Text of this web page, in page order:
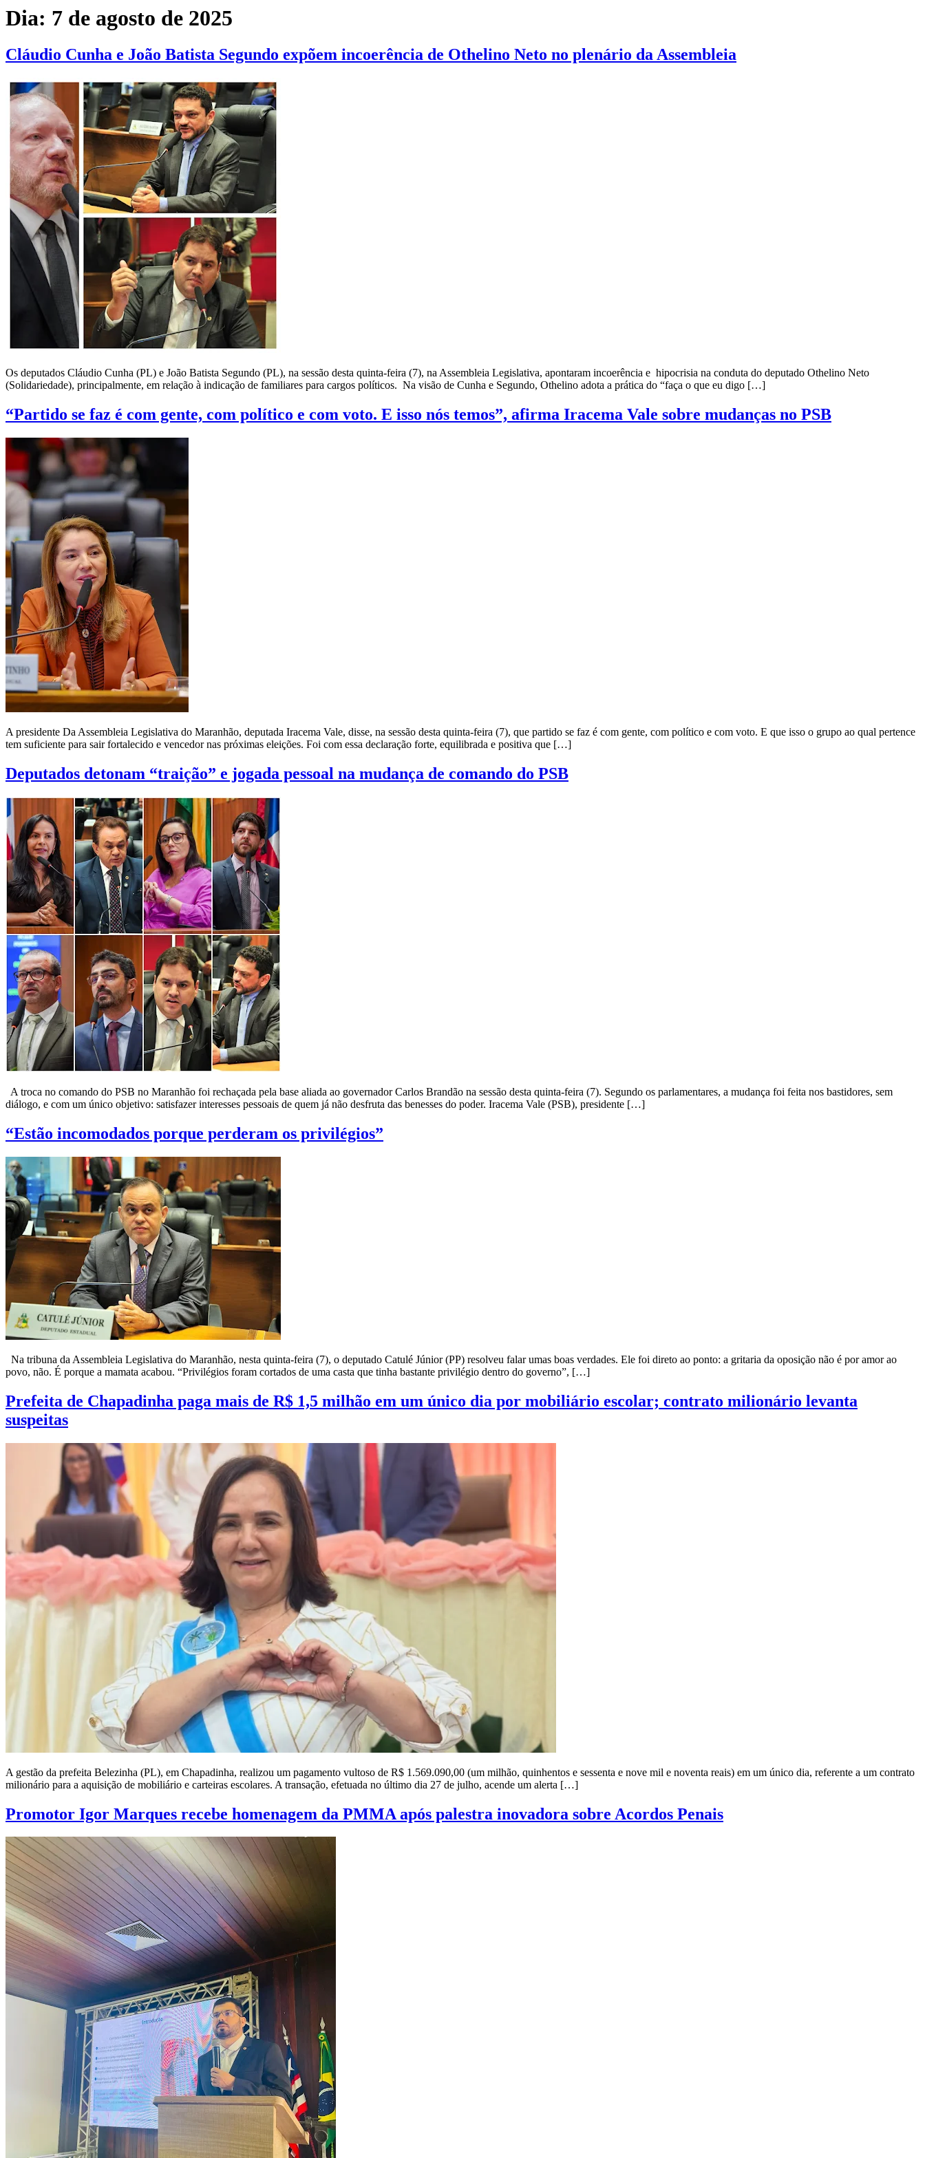
Dia: 7 de agosto de 2025
Cláudio Cunha e João Batista Segundo expõem incoerência de Othelino Neto no plenário da Assembleia
Os deputados Cláudio Cunha (PL) e João Batista Segundo (PL), na sessão desta quinta-feira (7), na Assembleia Legislativa, apontaram incoerência e hipocrisia na conduta do deputado Othelino Neto
(Solidariedade), principalmente, em relação à indicação de familiares para cargos políticos. Na visão de Cunha e Segundo, Othelino adota a prática do “faça o que eu digo […]
“Partido se faz é com gente, com político e com voto. E isso nós temos”, afirma Iracema Vale sobre mudanças no PSB
A presidente Da Assembleia Legislativa do Maranhão, deputada Iracema Vale, disse, na sessão desta quinta-feira (7), que partido se faz é com gente, com político e com voto. E que isso o grupo ao qual pertence
tem suficiente para sair fortalecido e vencedor nas próximas eleições. Foi com essa declaração forte, equilibrada e positiva que […]
Deputados detonam “traição” e jogada pessoal na mudança de comando do PSB
A troca no comando do PSB no Maranhão foi rechaçada pela base aliada ao governador Carlos Brandão na sessão desta quinta-feira (7). Segundo os parlamentares, a mudança foi feita nos bastidores, sem
diálogo, e com um único objetivo: satisfazer interesses pessoais de quem já não desfruta das benesses do poder. Iracema Vale (PSB), presidente […]
“Estão incomodados porque perderam os privilégios”
Na tribuna da Assembleia Legislativa do Maranhão, nesta quinta-feira (7), o deputado Catulé Júnior (PP) resolveu falar umas boas verdades. Ele foi direto ao ponto: a gritaria da oposição não é por amor ao
povo, não. É porque a mamata acabou. “Privilégios foram cortados de uma casta que tinha bastante privilégio dentro do governo”, […]
Prefeita de Chapadinha paga mais de R$ 1,5 milhão em um único dia por mobiliário escolar; contrato milionário levanta
suspeitas
A gestão da prefeita Belezinha (PL), em Chapadinha, realizou um pagamento vultoso de R$ 1.569.090,00 (um milhão, quinhentos e sessenta e nove mil e noventa reais) em um único dia, referente a um contrato
milionário para a aquisição de mobiliário e carteiras escolares. A transação, efetuada no último dia 27 de julho, acende um alerta […]
Promotor Igor Marques recebe homenagem da PMMA após palestra inovadora sobre Acordos Penais